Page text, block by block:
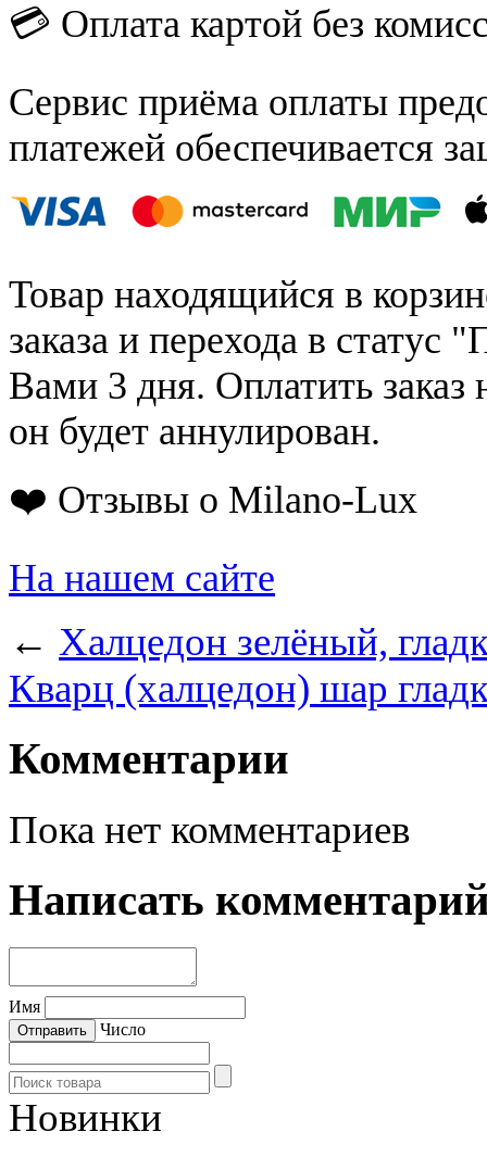
💳 Оплата картой без
Сервис приёма оплаты
платежей обеспечивается
Товар находящийся в
заказа и перехода в статус
Вами 3 дня. Оплатить заказ
он будет аннулирован.
❤️ Отзывы о Milano-Lux
На нашем сайте
← Халцедон зелёный,
Кварц (халцедон) шар
Комментарии
Пока нет комментариев
Написать
Имя
Число
Новинки